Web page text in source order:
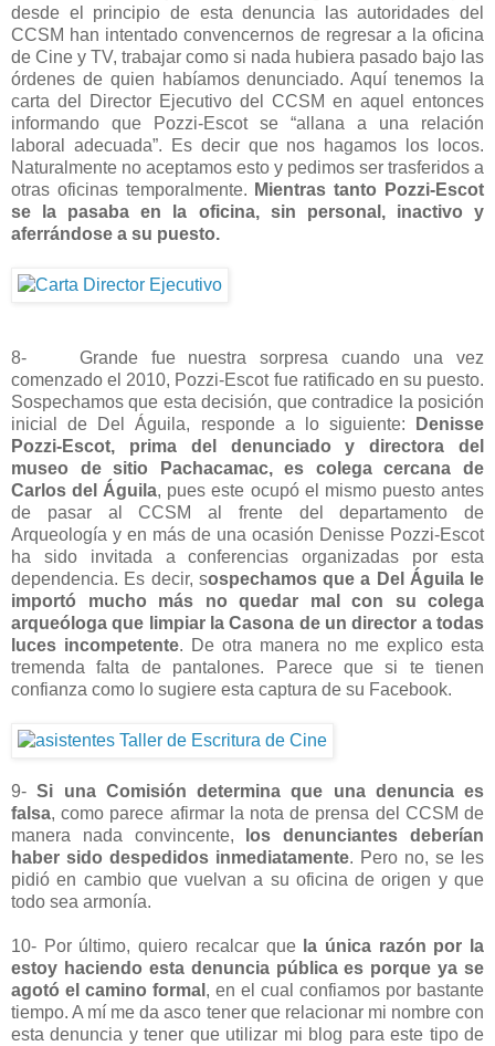
desde el principio de esta denuncia las autoridades del
CCSM han intentado convencernos de regresar a la oficina
de Cine y TV, trabajar como si nada hubiera pasado bajo las
órdenes de quien habíamos denunciado. Aquí tenemos la
carta del Director Ejecutivo del CCSM en aquel entonces
informando que Pozzi-Escot se “allana a una relación
laboral adecuada”. Es decir que nos hagamos los locos.
Naturalmente no aceptamos esto y pedimos ser trasferidos a
otras oficinas temporalmente. Mientras tanto Pozzi-Escot
se la pasaba en la oficina, sin personal, inactivo y
aferrándose a su puesto.
8- Grande fue nuestra sorpresa cuando una vez
comenzado el 2010, Pozzi-Escot fue ratificado en su puesto.
Sospechamos que esta decisión, que contradice la posición
inicial de Del Águila, responde a lo siguiente:
Denisse
Pozzi-Escot, prima del denunciado y directora del
museo de sitio Pachacamac, es colega cercana de
Carlos del Águila, pues este ocupó el mismo puesto antes
de pasar al CCSM al frente del departamento de
Arqueología y en más de una ocasión Denisse Pozzi-Escot
ha sido invitada a conferencias organizadas por esta
dependencia. Es decir, sospechamos que a Del Águila le
importó mucho más no quedar mal con su colega
arqueóloga que limpiar la Casona de un director a todas
luces incompetente. De otra manera no me explico esta
tremenda falta de pantalones. Parece que si te tienen
confianza como lo sugiere esta captura de su Facebook.
9-Si una Comisión determina que una denuncia es
falsa, como parece afirmar la nota de prensa del CCSM de
manera nada convincente,
los denunciantes deberían
haber sido despedidos inmediatamente. Pero no, se les
pidió en cambio que vuelvan a su oficina de origen y que
todo sea armonía.
10- Por último, quiero recalcar que la única razón por la
estoy haciendo esta denuncia pública es porque ya se
agotó el camino formal , en el cual confiamos por bastante
tiempo. A mí me da asco tener que relacionar mi nombre con
esta denuncia y tener que utilizar mi blog para este tipo de